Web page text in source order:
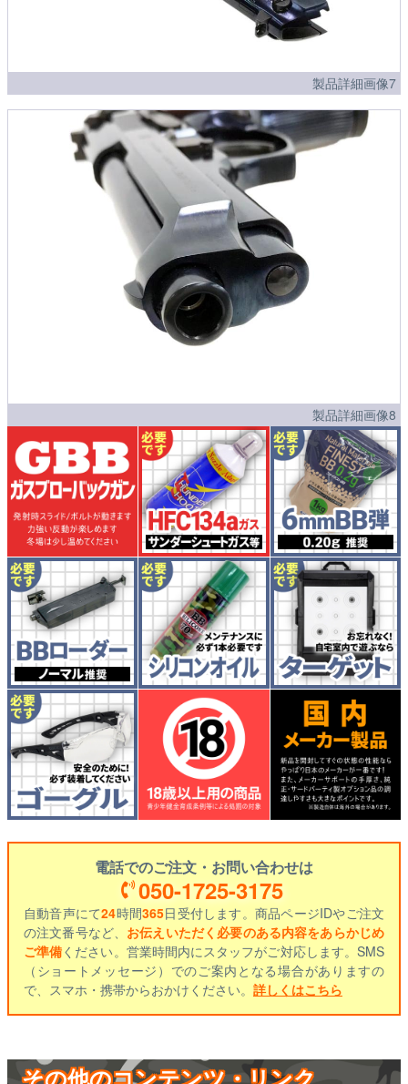
製品詳細画像7
製品詳細画像8
電話でのご注文・お問い合わせは
050-1725-3175
自動音声にて24時間365日受付します。商品ページIDやご注文
の注文番号など、 お伝えいただく必要のある内容をあらかじめ
ご準備ください。営業時間内にスタッフがご対応します。SMS
（ショートメッセージ）でのご案内となる場合がありますの
で、スマホ・携帯からおかけください。 詳しくはこちら
その他のコンテンツ・リンク